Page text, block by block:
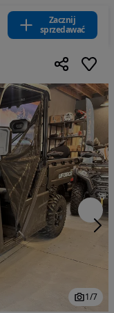
Zacznij
sprzedawać
1/7